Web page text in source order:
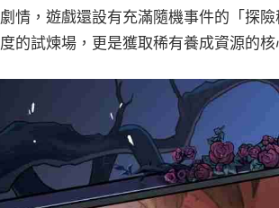
情，遊戲還設有充滿隨機事件的「探
的試煉場，更是獲取稀有養成資源的